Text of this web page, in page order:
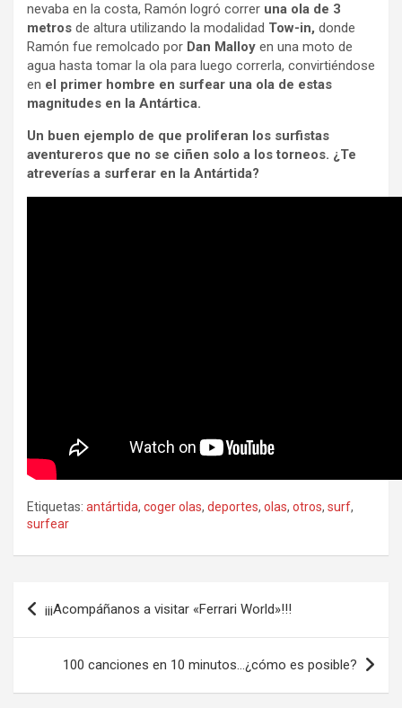
nevaba en la costa, Ramón logró correr una ola de 3
metros de altura utilizando la modalidad Tow-in, donde
Ramón fue remolcado por Dan Malloy en una moto de
agua hasta tomar la ola para luego correrla, convirtiéndose
en el primer hombre en surfear una ola de estas
magnitudes en la Antártica.
Un buen ejemplo de que proliferan los surfistas
aventureros que no se ciñen solo a los torneos. ¿Te
atreverías a surferar en la Antártida?
Etiquetas: antártida, coger olas, deportes, olas, otros, surf,
surfear
Navegación
de
entradas
¡¡¡Acompáñanos a visitar «Ferrari World»!!!
100 canciones en 10 minutos…¿cómo es posible?